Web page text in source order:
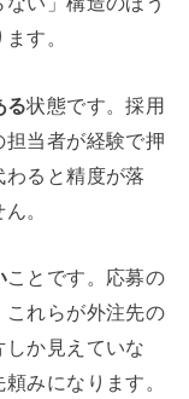
す。
る状態です。採用
当者が経験で押
ると精度が落
。
ことです。応募の
れらが外注先の
か見えていな
みになります。